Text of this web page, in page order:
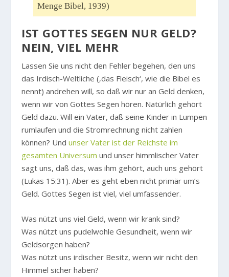
Menge Bibel, 1939)
IST GOTTES SEGEN NUR GELD?
NEIN, VIEL MEHR
Lassen Sie uns nicht den Fehler begehen, den uns
das Irdisch-Weltliche (‚das Fleisch‘, wie die Bibel es
nennt) andrehen will, so daß wir nur an Geld denken,
wenn wir von Gottes Segen hören. Natürlich gehört
Geld dazu. Will ein Vater, daß seine Kinder in Lumpen
rumlaufen und die Stromrechnung nicht zahlen
können? Undunser Vater ist der Reichste im
gesamten Universum und unser himmlischer Vater
sagt uns, daß das, was ihm gehört, auch uns gehört
(Lukas 15:31). Aber es geht eben nicht primär um’s
Geld. Gottes Segen ist viel, viel umfassender.
Was nützt uns viel Geld, wenn wir krank sind?
Was nützt uns pudelwohle Gesundheit, wenn wir
Geldsorgen haben?
Was nützt uns irdischer Besitz, wenn wir nicht den
Himmel sicher haben?